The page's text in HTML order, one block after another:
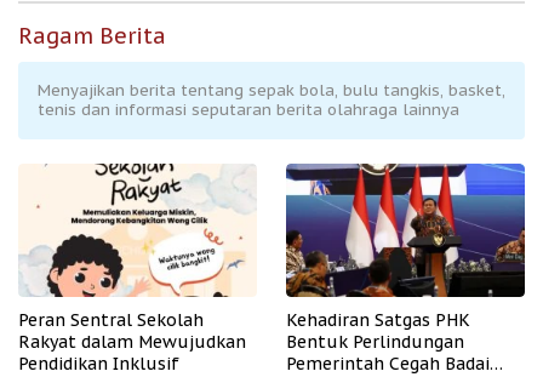
Ragam Berita
Menyajikan berita tentang sepak bola, bulu tangkis, basket,
tenis dan informasi seputaran berita olahraga lainnya
Peran Sentral Sekolah
Rakyat dalam Mewujudkan
Pendidikan Inklusif
Kehadiran Satgas PHK
Bentuk Perlindungan
Pemerintah Cegah Badai